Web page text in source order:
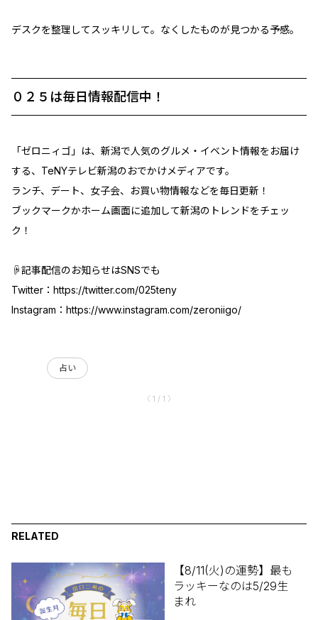
デスクを整理してスッキリして。なくしたものが見つかる予感。
０２５は毎日情報配信中！
「ゼロニィゴ」は、新潟で人気のグルメ・イベント情報をお届け
する、TeNYテレビ新潟のおでかけメディアです。
ランチ、デート、女子会、お買い物情報などを毎日更新！
ブックマークかホーム画面に追加して新潟のトレンドをチェッ
ク！
☟記事配信のお知らせはSNSでも
Twitter： https://twitter.com/025teny
Instagram： https://www.instagram.com/zeroniigo/
占い
〈 1 / 1 〉
RELATED
【8/11(火)の運勢】最も
ラッキーなのは5/29生
まれ